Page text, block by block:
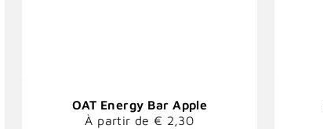
OAT Energy Bar Apple
À partir de € 2,30